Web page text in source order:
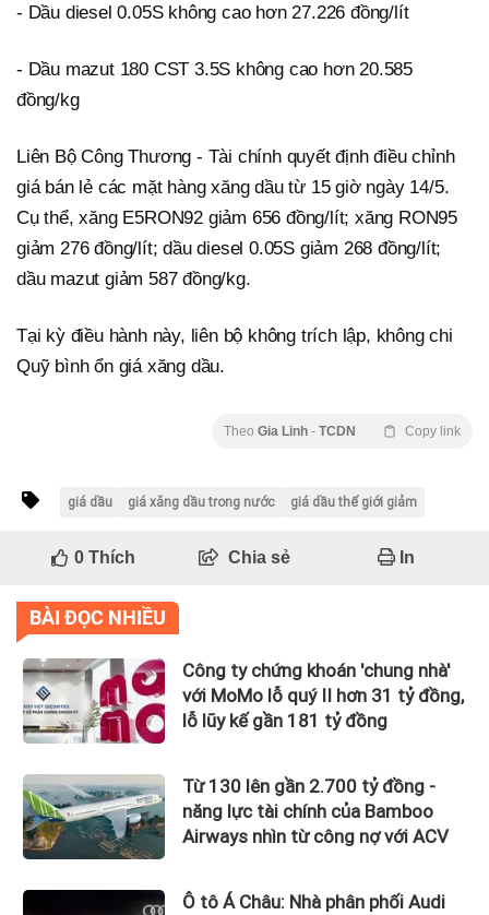
- Dầu diesel 0.05S không cao hơn 27.226 đồng/lít
- Dầu mazut 180 CST 3.5S không cao hơn 20.585
đồng/kg
Liên Bộ Công Thương - Tài chính quyết định điều chỉnh
giá bán lẻ các mặt hàng xăng dầu từ 15 giờ ngày 14/5.
Cụ thể, xăng E5RON92 giảm 656 đồng/lít; xăng RON95
giảm 276 đồng/lít; dầu diesel 0.05S giảm 268 đồng/lít;
dầu mazut giảm 587 đồng/kg.
Tại kỳ điều hành này, liên bộ không trích lập, không chi
Quỹ bình ổn giá xăng dầu.
Theo Gia Linh - TCDN Copy link
giá dầu giá xăng dầu trong nước giá dầu thế giới giảm
0Thích Chia sẻ In
BÀI ĐỌC NHIỀU
Công ty chứng khoán 'chung nhà'
với MoMo lỗ quý II hơn 31 tỷ đồng,
lỗ lũy kế gần 181 tỷ đồng
Từ 130 lên gần 2.700 tỷ đồng -
năng lực tài chính của Bamboo
Airways nhìn từ công nợ với ACV
Ô tô Á Châu: Nhà phân phối Audi